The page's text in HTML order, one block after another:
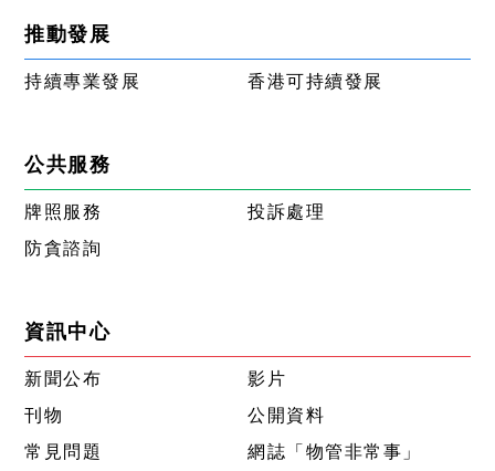
推動發展
持續專業發展 香港可持續發展
公共服務
牌照服務
投訴處理
防貪諮詢
資訊中心
新聞公布
影片
刊物
公開資料
常見問題
網誌「物管非常事」